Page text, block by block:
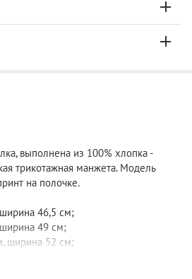
выполнена из 100% хлопка -
трикотажная манжета. Модель
на полочке.
46,5 см;
49 см;
ширина 52 см;
55 см;